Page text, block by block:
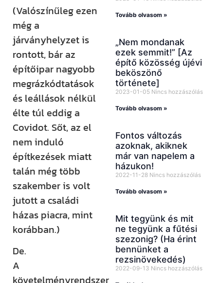
(Valószínűleg ezen
még a
járványhelyzet is
rontott, bár az
építőipar nagyobb
megrázkódtatások
és leállások nélkül
élte túl eddig a
Covidot. Sőt, az el
nem induló
építkezések miatt
talán még több
szakember is volt
jutott a családi
házas piacra, mint
korábban.)
De.
A
Tovább olvasom »
„Nem mondanak
ezek semmit!” [Az
építő közösség újévi
beköszönő
története]
2023-01-05 Nincs hozzászólás
Tovább olvasom »
Fontos változás
azoknak, akiknek
már van napelem a
házukon!
2022-11-28 Nincs hozzászólás
Tovább olvasom »
Mit tegyünk és mit
ne tegyünk a fűtési
szezonig? (Ha érint
bennünket a
rezsinövekedés)
2022-09-13 Nincs hozzászólás